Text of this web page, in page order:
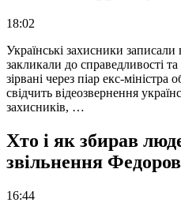
18:02
Українські захисники
закликали до справедливості
зірвані через піар екс-
свідчить відеозвернення
захисників, …
Хто і як збирав
звільнення
16:44